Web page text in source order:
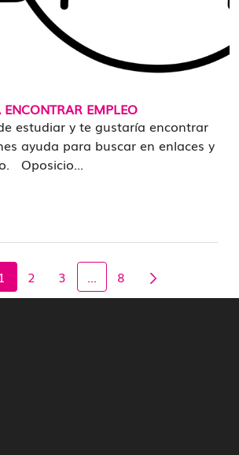
ENCONTRAR EMPLEO
estudiar y te gustaría encontrar
ayuda para buscar en enlaces y
Oposicio...
Página
1 Página
2 Página
3 ...Páginas intermedias
Página
8